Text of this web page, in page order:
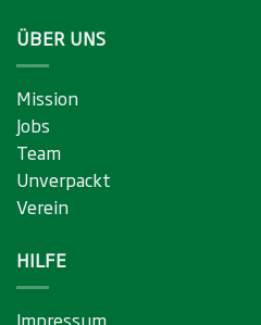
ÜBER UNS
Mission
Jobs
Team
Unverpackt
Verein
HILFE
Impressum